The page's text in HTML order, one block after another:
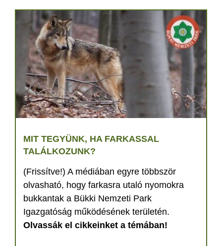
MIT TEGYÜNK, HA FARKASSAL
TALÁLKOZUNK?
(Frissítve!) A médiában egyre többször
olvasható, hogy farkasra utaló nyomokra
bukkantak a Bükki Nemzeti Park
Igazgatóság működésének területén.
Olvassák el cikkeinket a témában!